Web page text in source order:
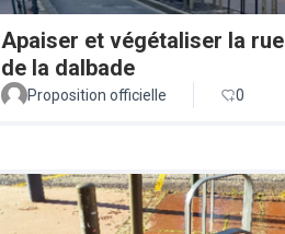
Apaiser et végétaliser la rue
de la dalbade
Proposition officielle 0